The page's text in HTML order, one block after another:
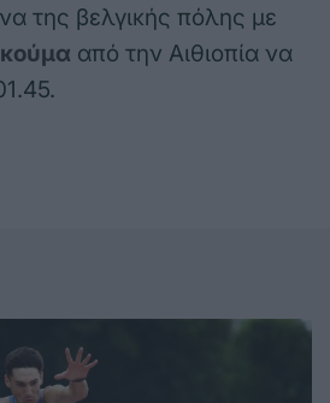
της βελγικής πόλης με
από την Αιθιοπία να